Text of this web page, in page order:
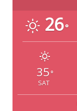
26°
35 °
SAT